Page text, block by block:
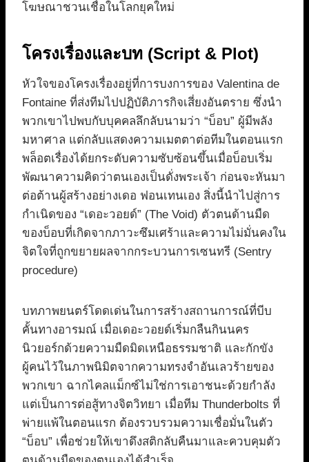
โฆษณาชวนเชื่อในโลกยุคใหม่
โครงเรื่องและบท (Script & Plot)
หัวใจของโครงเรื่องอยู่ที่การบงการของ Valentina de
Fontaine ที่ส่งทีมไปปฏิบัติภารกิจเสี่ยงอันตราย ซึ่งนำ
พวกเขาไปพบกับบุคคลลึกลับนามว่า “บ็อบ” ผู้มีพลัง
มหาศาล แต่กลับแสดงความเมตตาต่อทีมในตอนแรก
พล็อตเรื่องได้ยกระดับความซับซ้อนขึ้นเมื่อบ็อบเริ่ม
พัฒนาความคิดว่าตนเองเป็นดั่งพระเจ้า ก่อนจะหันมา
ต่อต้านผู้สร้างอย่างเดอ ฟอนเทนเอง สิ่งนี้นำไปสู่การ
กำเนิดของ “เดอะวอยด์” (The Void) ตัวตนด้านมืด
ของบ็อบที่เกิดจากภาวะซึมเศร้าและความไม่มั่นคงใน
จิตใจที่ถูกขยายผลจากกระบวนการเซนทรี (Sentry
procedure)
บทภาพยนตร์โดดเด่นในการสร้างสถานการณ์ที่บีบ
คั้นทางอารมณ์ เมื่อเดอะวอยด์เริ่มกลืนกินนคร
นิวยอร์กด้วยความมืดมิดเหนือธรรมชาติ และกักขัง
ผู้คนไว้ในภาพนิมิตจากความทรงจำอันเลวร้ายของ
พวกเขา ฉากไคลแม็กซ์ไม่ใช่การเอาชนะด้วยกำลัง
แต่เป็นการต่อสู้ทางจิตวิทยา เมื่อทีม Thunderbolts ที่
พ่ายแพ้ในตอนแรก ต้องรวบรวมความเชื่อมั่นในตัว
“บ็อบ” เพื่อช่วยให้เขาดึงสติกลับคืนมาและควบคุมตัว